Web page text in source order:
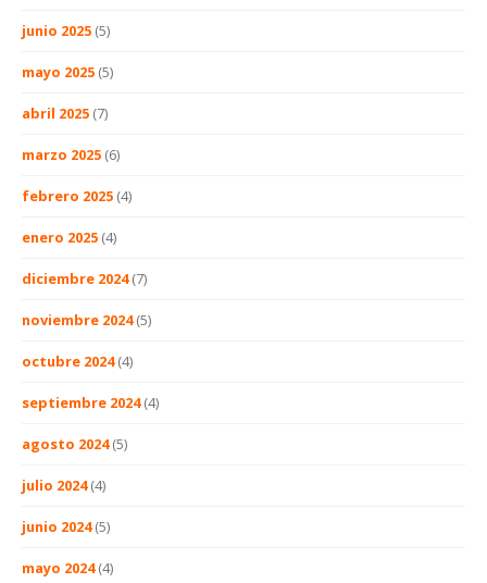
junio 2025 (5)
mayo 2025 (5)
abril 2025 (7)
marzo 2025 (6)
febrero 2025 (4)
enero 2025 (4)
diciembre 2024(7)
noviembre 2024(5)
octubre 2024(4)
septiembre 2024(4)
agosto 2024(5)
julio 2024(4)
junio 2024(5)
mayo 2024(4)